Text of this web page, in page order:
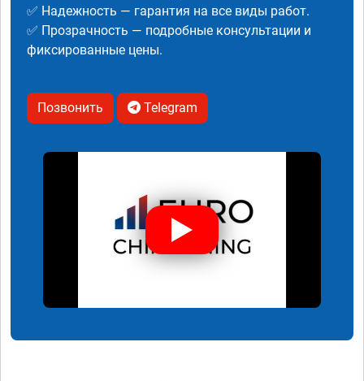
✅ Надежность — гарантия на все виды работ.
✅ Прозрачность — подробные консультации и
фиксированные цены.
Позвонить Telegram